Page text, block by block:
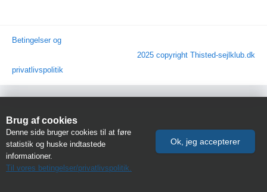
Betingelser og
privatlivspolitik
2025 copyright Thisted-sejlklub.dk
Brug af cookies
Denne side bruger cookies til at føre
statistik og huske indtastede
informationer.
Til vores betingelser/privatlivspolitik.